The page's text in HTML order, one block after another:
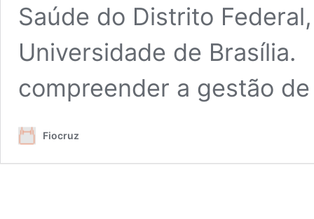
Saúde do Distrito
Universidade de
compreender a gestão
Fiocruz